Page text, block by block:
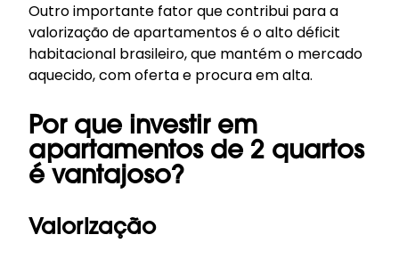
Outro importante fator que contribui para a
valorização de apartamentos é o alto déficit
habitacional brasileiro, que mantém o mercado
aquecido, com oferta e procura em alta.
Por que investir em
apartamentos de 2 quartos
é vantajoso?
Valorização